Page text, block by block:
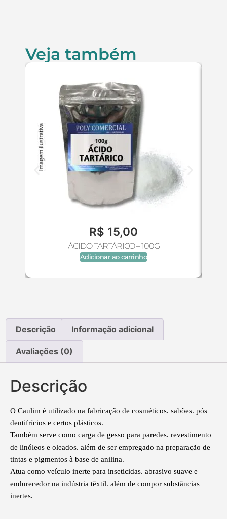
Veja também
R$ 15,00
ÁCIDO TARTÁRICO – 100G
Adicionar ao carrinho
Descrição Informação adicional
Avaliações (0)
Descrição
O Caulim é utilizado na fabricação de cosméticos. sabões. pós
dentifrícios e certos plásticos.
Também serve como carga de gesso para paredes. revestimento
de linóleos e oleados. além de ser empregado na preparação de
tintas e pigmentos à base de anilina.
Atua como veículo inerte para inseticidas. abrasivo suave e
endurecedor na indústria têxtil. além de compor substâncias
inertes.